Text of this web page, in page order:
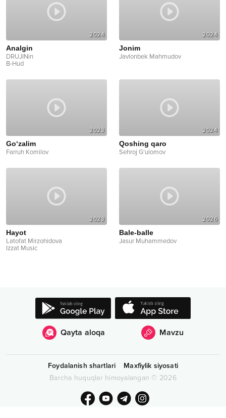
2024
Analgin
DRUJINin
B-Hud
2024
Jonim
Javlonbek Mahmudov
2023
Go‘zalim
Farruh Komilov
2024
Qoshing qaro
Sehroj G’ulomov
2023
Hayot
Latofat Mirzohidova
Izzat Music
2026
Bale-balle
Jasur Muhammedov
Qayta aloqa Mavzu
Foydalanish shartlari
Maxfiylik siyosati
Barcha huquqlar himoyalangan © 2026